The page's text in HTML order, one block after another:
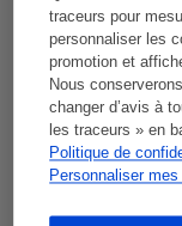
traceurs pour
personnaliser les
promotion et
Nous
changer d’avis à
les traceurs » en
Politique de
Personnaliser